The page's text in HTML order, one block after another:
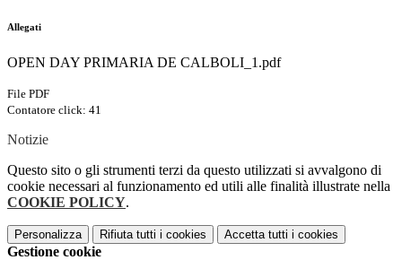
Allegati
OPEN DAY PRIMARIA DE CALBOLI_1.pdf
File PDF
Contatore click: 41
Notizie
Questo sito o gli strumenti terzi da questo utilizzati si avvalgono di
cookie necessari al funzionamento ed utili alle finalità illustrate nella
COOKIE POLICY.
Personalizza Rifiuta tutti i cookies Accetta tutti i cookies
Gestione cookie